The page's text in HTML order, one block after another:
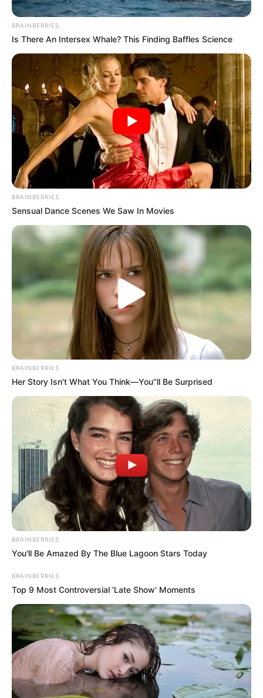
BRAINBERRIES
Is There An Intersex Whale? This Finding Baffles Science
BRAINBERRIES
Sensual Dance Scenes We Saw In Movies
BRAINBERRIES
Her Story Isn't What You Think—You''ll Be Surprised
BRAINBERRIES
You'll Be Amazed By The Blue Lagoon Stars Today
BRAINBERRIES
Top 9 Most Controversial 'Late Show' Moments